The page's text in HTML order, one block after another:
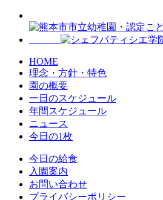
HOME
理念・方針・特色
園の概要
一日のスケジュール
年間スケジュール
ニュース
今日の1枚
今日の給食
入園案内
お問い合わせ
プライバシーポリシー